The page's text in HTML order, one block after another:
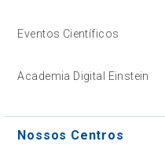
Eventos Científicos
Academia Digital Einstein
Nossos Centros